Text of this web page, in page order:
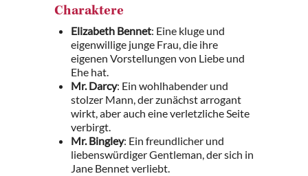
Charaktere
Elizabeth Bennet: Eine kluge und
eigenwillige junge Frau, die ihre
eigenen Vorstellungen von Liebe und
Ehe hat.
Mr. Darcy: Ein wohlhabender und
stolzer Mann, der zunächst arrogant
wirkt, aber auch eine verletzliche Seite
verbirgt.
Mr. Bingley: Ein freundlicher und
liebenswürdiger Gentleman, der sich in
Jane Bennet verliebt.